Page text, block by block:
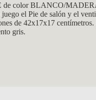
de color BLANCO/MADERA
juego el Pie de salón y el
de 42x17x17
gris.